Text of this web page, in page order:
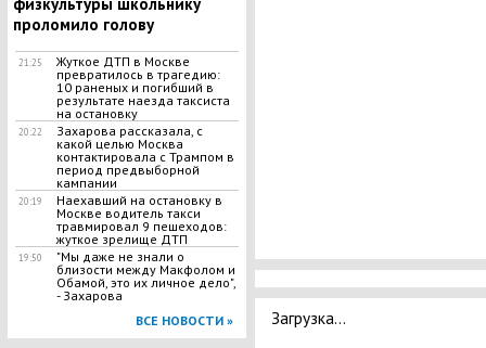
проломило голову
21:25
​Жуткое ДТП в Москве
превратилось в трагедию:
10 раненых и погибший в
результате наезда таксиста
на остановку
20:22
Захарова рассказала, с
какой целью Москва
контактировала с Трампом в
период предвыборной
кампании
20:19
​Наехавший на остановку в
Москве водитель такси
травмировал 9 пешеходов:
жуткое зрелище ДТП
19:50
"Мы даже не знали о
близости между Макфолом и
Обамой, это их личное дело",
- Захарова
ВСЕ НОВОСТИ »
Загрузка...